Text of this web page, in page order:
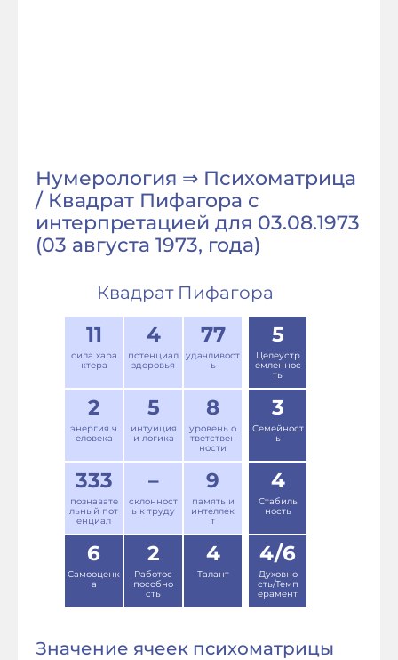
Нумерология ⇒ Психоматрица
/ Квадрат Пифагора с
интерпретацией для 03.08.1973
(03 августа 1973, года)
Квадрат Пифагора
11
сила хара
ктера
4
потенциал
здоровья
77
удачливост
ь
2
энергия ч
еловека
5
интуиция
и логика
8
уровень о
тветствен
ности
333
познавате
льный пот
енциал
–
склонност
ь к труду
9
память и
интеллек
т
5
Целеустр
емленнос
ть
3
Семейност
ь
4
Стабиль
ность
6
Самооценк
а
2
Работос
пособно
сть
4
Талант
4/6
Духовно
сть/Темп
ерамент
Значение ячеек психоматрицы